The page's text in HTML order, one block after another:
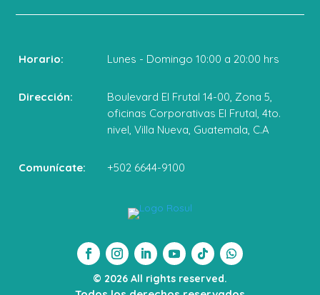
Horario: Lunes - Domingo 10:00 a 20:00 hrs
Dirección:
Boulevard El Frutal 14-00, Zona 5,
oficinas Corporativas El Frutal, 4to.
nivel, Villa Nueva, Guatemala, C.A
Comunícate: +502 6644-9100
© 2026 All rights reserved.